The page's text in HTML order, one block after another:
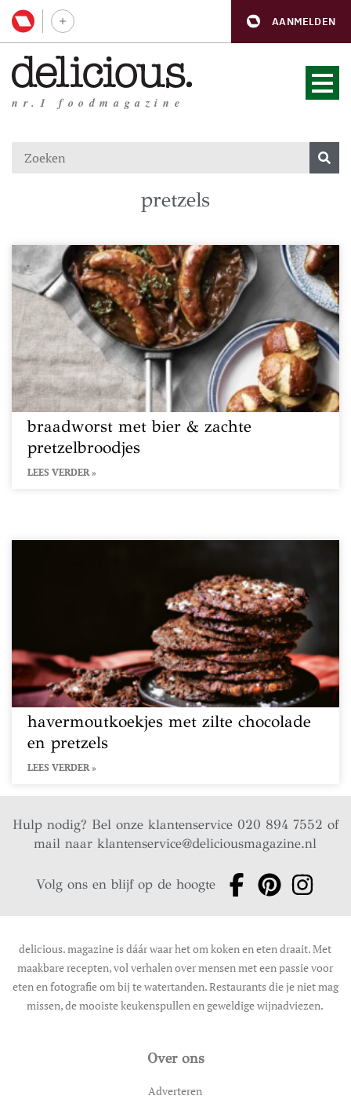
AANMELDEN
nr.1 foodmagazine
pretzels
braadworst met bier & zachte
pretzelbroodjes
LEES VERDER »
havermoutkoekjes met zilte chocolade
en pretzels
LEES VERDER »
Hulp nodig? Bel onze klantenservice 020 894 7552 of
mail naarklantenservice@deliciousmagazine.nl
Volg ons en blijf op de hoogte
delicious. magazine is dáár waar het om koken en eten draait. Met
maakbare recepten, vol verhalen over mensen met een passie voor
eten en fotografie om bij te watertanden. Restaurants die je niet mag
missen, de mooiste keukenspullen en geweldige wijnadviezen.
Over ons
Adverteren